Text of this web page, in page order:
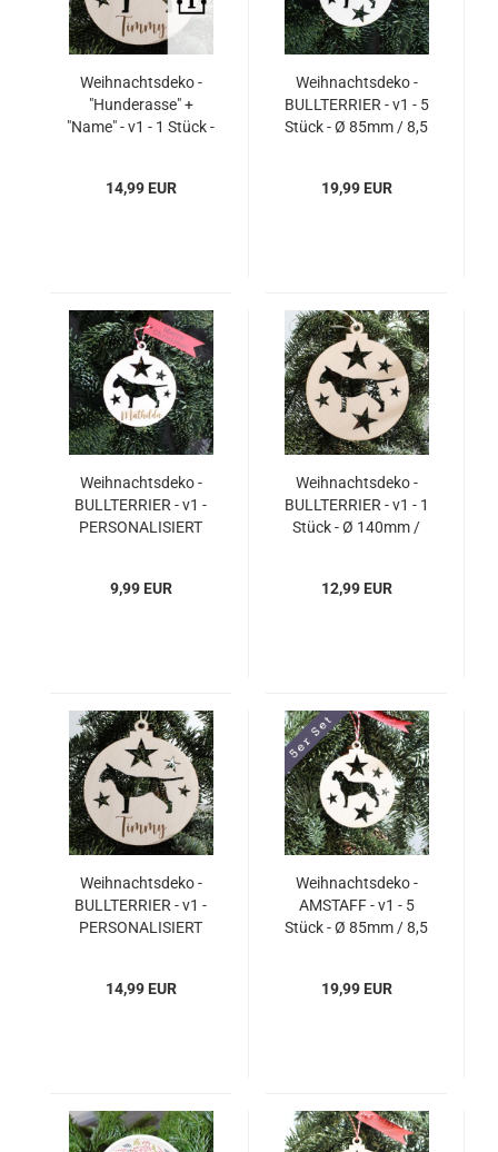
Weihnachtsdeko -
"Hunderasse" +
"Name" - v1 - 1 Stück -
14,99 EUR
Weihnachtsdeko -
BULLTERRIER - v1 - 5
Stück - Ø 85mm / 8,5
19,99 EUR
Weihnachtsdeko -
BULLTERRIER - v1 -
PERSONALISIERT
9,99 EUR
Weihnachtsdeko -
BULLTERRIER - v1 - 1
Stück - Ø 140mm /
12,99 EUR
Weihnachtsdeko -
BULLTERRIER - v1 -
PERSONALISIERT
14,99 EUR
Weihnachtsdeko -
AMSTAFF - v1 - 5
Stück - Ø 85mm / 8,5
19,99 EUR